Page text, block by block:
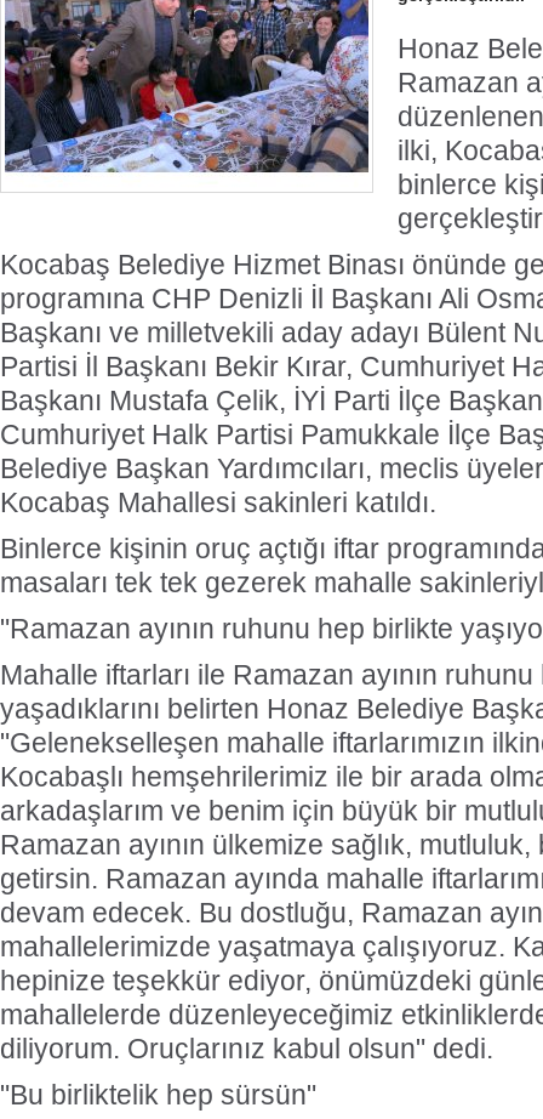
Honaz
Ramazan
ilki,
binlerce
Kocabaş Belediye Hizmet Binası önünde
programına CHP Denizli İl Başkanı Ali
Başkanı ve milletvekili aday adayı Bülent
Partisi İl Başkanı Bekir Kırar, Cumhuriyet
Başkanı Mustafa Çelik, İYİ Parti İlçe
Cumhuriyet Halk Partisi Pamukkale İlçe
Belediye Başkan Yardımcıları, meclis
Kocabaş Mahallesi sakinleri katıldı.
Binlerce kişinin oruç açtığı iftar
masaları tek tek gezerek mahalle
"Ramazan ayının ruhunu hep birlikte
Mahalle iftarları ile Ramazan ayının
yaşadıklarını belirten Honaz Belediye
"Gelenekselleşen mahalle iftarlarımızın
Kocabaşlı hemşehrilerimiz ile bir arada
arkadaşlarım ve benim için büyük bir
Ramazan ayının ülkemize sağlık, mutluluk,
getirsin. Ramazan ayında mahalle
devam edecek. Bu dostluğu, Ramazan
mahallelerimizde yaşatmaya çalışıyoruz.
hepinize teşekkür ediyor, önümüzdeki
mahallelerde düzenleyeceğimiz
diliyorum. Oruçlarınız kabul olsun" dedi.
"Bu birliktelik hep sürsün"